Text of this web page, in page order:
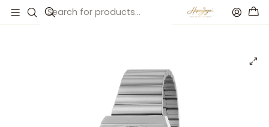
Inicio Catálogo Reloj digital con circonitas